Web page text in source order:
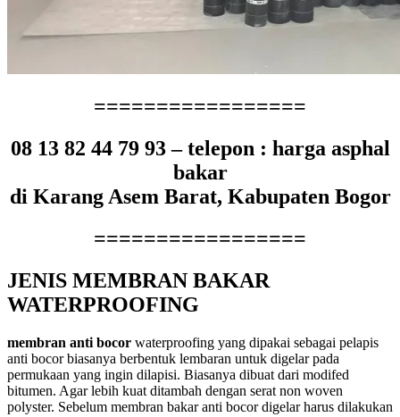
=================
08 13 82 44 79 93 – telepon : harga asphal
bakar
di Karang Asem Barat, Kabupaten Bogor
=================
JENIS MEMBRAN BAKAR
WATERPROOFING
membran anti bocor waterproofing yang dipakai sebagai pelapis
anti bocor biasanya berbentuk lembaran untuk digelar pada
permukaan yang ingin dilapisi. Biasanya dibuat dari modifed
bitumen. Agar lebih kuat ditambah dengan serat non woven
polyster. Sebelum membran bakar anti bocor digelar harus dilakukan